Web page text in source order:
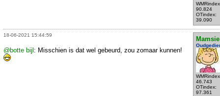
90.824
OTindex:
39.090
18-06-2021 15:44:59
Mamsie
46.743
OTindex:
97.361
@botte bijl : Misschien is dat wel gebeurd, zou zomaar kunnen!